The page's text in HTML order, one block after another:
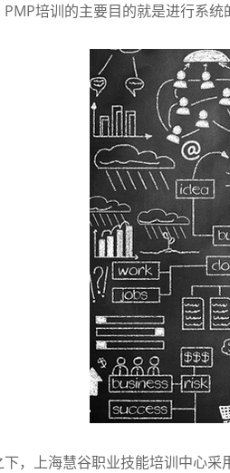
培训的主要目的就是进行系统
上海慧谷职业技能培训中心采